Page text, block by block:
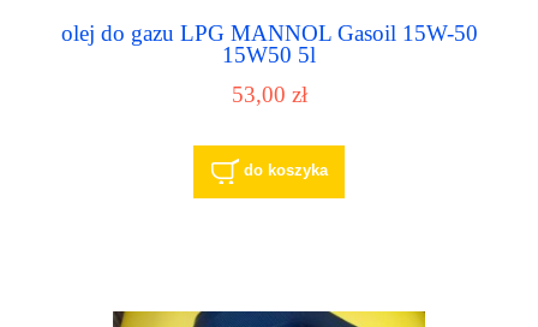
olej do gazu LPG MANNOL Gasoil 15W-50
15W50 5l
53,00 zł
do koszyka